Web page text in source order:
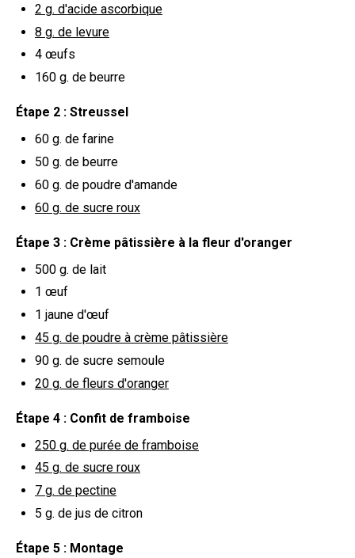
2 g. d'acide ascorbique
8 g. de levure
4 œufs
160 g. de beurre
Étape 2 : Streussel
60 g. de farine
50 g. de beurre
60 g. de poudre d'amande
60 g. de sucre roux
Étape 3 : Crème pâtissière à la fleur d'oranger
500 g. de lait
1 œuf
1 jaune d'œuf
45 g. de poudre à crème pâtissière
90 g. de sucre semoule
20 g. de fleurs d'oranger
Étape 4 : Confit de framboise
250 g. de purée de framboise
45 g. de sucre roux
7 g. de pectine
5 g. de jus de citron
Étape 5 : Montage